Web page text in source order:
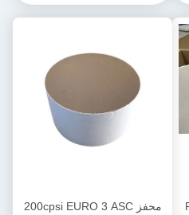
محفز 200cpsi EURO 3 ASC